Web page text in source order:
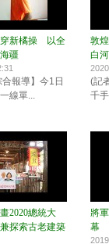
穿新橘操 以全
疆
合報導】今1日
線單...
敦
白
(記
千
2020總統大
探索古老建築
將
幕